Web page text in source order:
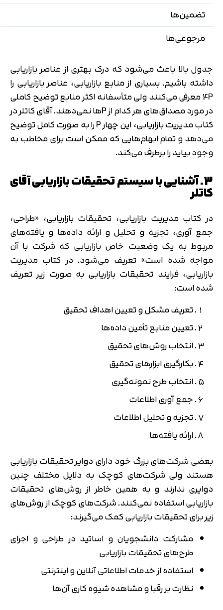
تضمین‌ها
مرجوعی‌ها
جدول بالا باعث می‌شود که درک بهتری از عناصر بازاریابی
داشته باشیم. بسیاری از منابع بازاریابی، عناصر بازاریابی را
4P معرفی می‌کنند ولی متأسفانه اکثر منابع توضیح کاملی
در مورد مصداق‌های هر کدام از Pها نمی‌دهند. آقای کاتلر در
کتاب مدیریت بازاریابی، این چهار P را به صورت کامل توضیح
می‌دهد و تمام ابهام‌هایی که ممکن است برای مخاطب به
وجود بیاید را برطرف می‌کند.
3. آشنایی با سیستم تحقیقات بازاریابی آقای
کاتلر
در کتاب مدیریت بازاریابی، تحقیقات بازاریابی، «طراحی،
جمع آوری، تجزیه و تحلیل و ارائه داده‌ها و یافته‌های
مربوط به یک وضعیت خاص بازاریابی که شرکت با آن
مواجه شده است» تعریف می‌شود. در کتاب مدیریت
بازاریابی، فرایند تحقیقات بازاریابی به صورت زیر تعریف
شده است:
تعریف مشکل و تعیین اهداف تحقیق
تعیین منابع تأمین داده‌ها
انتخاب روش‌های تحقیق
بکارگیری ابزارهای تحقیق
انتخاب طرح نمونه‌گیری
جمع آوری اطلاعات
تجزیه و تحلیل اطلاعات
ارائه یافته‌ها
بعضی شرکت‌های بزرگ خود دارای دوایر تحقیقات بازاریابی
هستند ولی شرکت‌های کوچک به دلایل مختلف چنین
دوایری ندارند و به همین خاطر از روش‌های تحقیقات
بازاریابی استفاده نمی‌کنند. شرکت‌های کوچک از روش‌های
زیر برای تحقیقات بازاریابی کمک می‌گیرند:
مشارکت دانشجویان و اساتید در طراحی و اجرای
طرح‌های تحقیقات بازاریابی
استفاده از خدمات اطلاعاتی آنلاین و اینترنتی
نظارت بر رقبا و مشاهده شیوه کاری آن‌ها